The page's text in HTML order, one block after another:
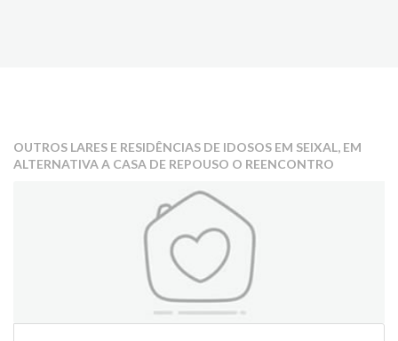
OUTROS LARES E RESIDÊNCIAS DE IDOSOS EM SEIXAL, EM
ALTERNATIVA A CASA DE REPOUSO O REENCONTRO